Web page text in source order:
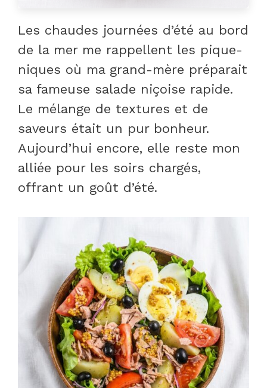
Les chaudes journées d’été au bord
de la mer me rappellent les pique-
niques où ma grand-mère préparait
sa fameuse salade niçoise rapide.
Le mélange de textures et de
saveurs était un pur bonheur.
Aujourd’hui encore, elle reste mon
alliée pour les soirs chargés,
offrant un goût d’été.